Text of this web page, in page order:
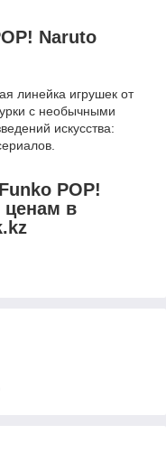
Naruto
линейка игрушек от
с необычными
искусства:
POP!
в